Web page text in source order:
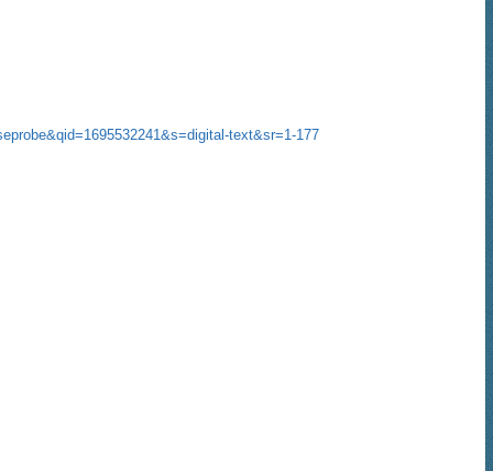
text&sr=1-177